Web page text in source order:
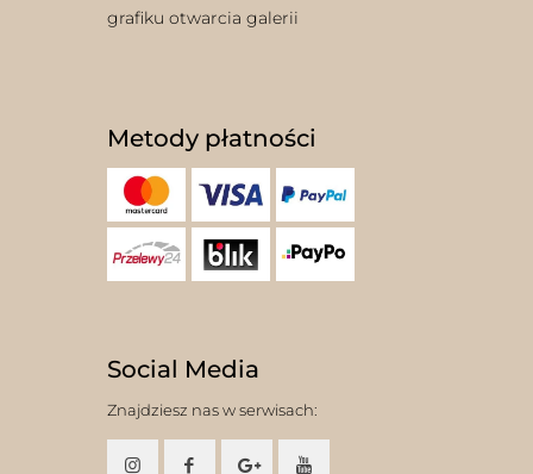
grafiku otwarcia galerii
Metody płatności
Social Media
Znajdziesz nas w serwisach: